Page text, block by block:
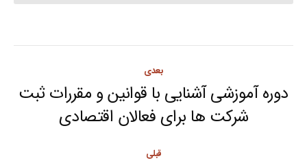
navigation
قبلی
بعدی
Next
post:
دوره آموزشی آشنایی با قوانین و مقررات ثبت
شرکت ها برای فعالان اقتصادی